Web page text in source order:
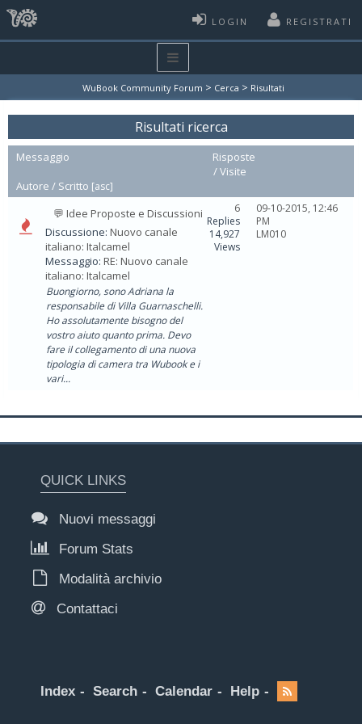
LOGIN REGISTRATI
WuBook Community Forum > Cerca > Risultati
Risultati ricerca
Messaggio
Risposte
/Visite
Autore / Scritto [asc]
💬 Idee Proposte e Discussioni
Discussione: Nuovo canale
italiano: Italcamel
Messaggio: RE: Nuovo canale
italiano: Italcamel
Buongiorno, sono Adriana la
responsabile di Villa Guarnaschelli.
Ho assolutamente bisogno del
vostro aiuto quanto prima. Devo
fare il collegamento di una nuova
tipologia di camera tra Wubook e i
vari...
6
Replies
14,927
Views
09-10-2015, 12:46
PM
LM010
QUICK LINKS
Nuovi messaggi
Forum Stats
Modalità archivio
Contattaci
Index Search Calendar Help